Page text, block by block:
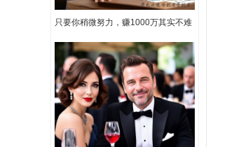
只要你稍微努力，赚1000万其实不难